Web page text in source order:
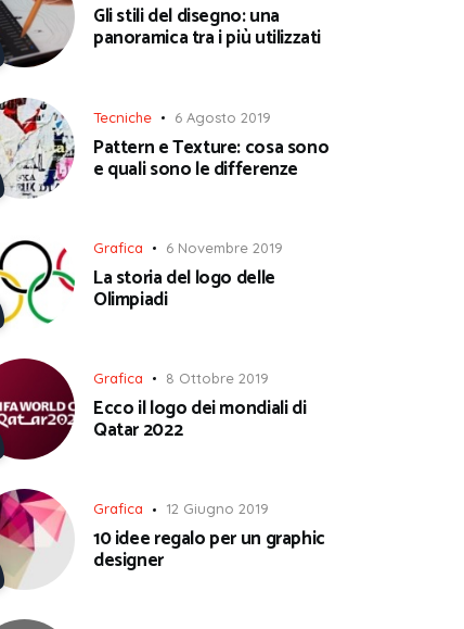
Gli stili del disegno: una
panoramica tra i più utilizzati
Tecniche 6 Agosto 2019
Pattern e Texture: cosa sono
e quali sono le differenze
Grafica 6 Novembre 2019
La storia del logo delle
Olimpiadi
Grafica 8 Ottobre 2019
Ecco il logo dei mondiali di
Qatar 2022
Grafica 12 Giugno 2019
10 idee regalo per un graphic
designer